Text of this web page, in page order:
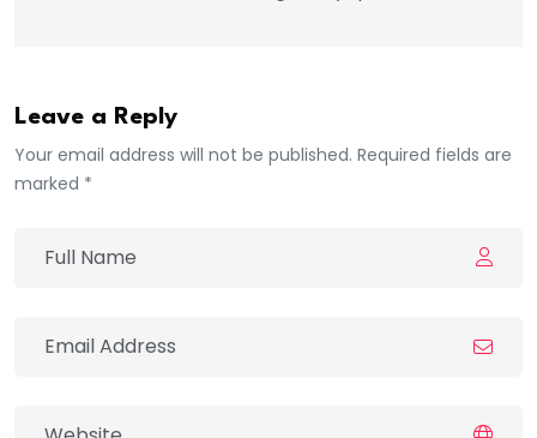
Leave a Reply
Your email address will not be published. Required fields are
marked *